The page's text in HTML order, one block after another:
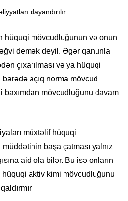
dayandırılır.
hüquqi mövcudluğunun və onun
demək deyil. Əgər qanunla
çıxarılması və ya hüquqi
açıq norma mövcud
baxımdan mövcudluğunu davam
müxtəlif hüquqi
başa çatması yalnız
aid ola bilər. Bu isə onların
aktiv kimi mövcudluğunu